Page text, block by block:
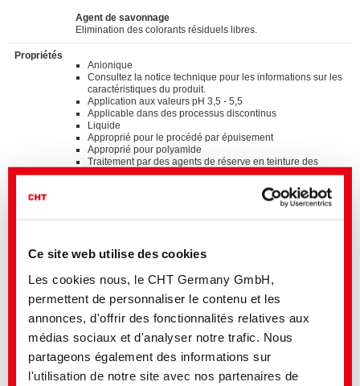
Ce site web utilise des cookies
Les cookies nous, le CHT Germany GmbH,
permettent de personnaliser le contenu et les
annonces, d'offrir des fonctionnalités relatives aux
médias sociaux et d'analyser notre trafic. Nous
partageons également des informations sur
l'utilisation de notre site avec nos partenaires de
Agent de savonnage
Elimination des colorants résiduels libres.
Propriétés
Anionique
Consultez la notice technique pour les informations sur les
caractéristiques du produit.
Application aux valeurs pH 3,5 - 5,5
Applicable dans des processus discontinus
Liquide
Approprié pour le procédé par épuisement
Approprié pour polyamide
Traitement par des agents de réserve en teinture des
mélanges de polyamide et de cellulose
ZDHC MRSL v3.1 Conformance Level 3
the requirements of the OEKO-TEX®STANDARD 100
product class I - IV
Détails et téléchargements des listes